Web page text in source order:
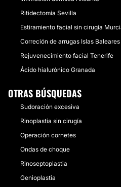
Ritidectomía Sevilla
Estiramiento facial sin cirugía
Correción de arrugas Islas Baleares
Rejuvenecimiento facial Tenerife
Ácido hialurónico Granada
OTRAS BÚSQUEDAS
Sudoración excesiva
Rinoplastia sin cirugía
Operación cornetes
Ondas de choque
Rinoseptoplastia
Genioplastia